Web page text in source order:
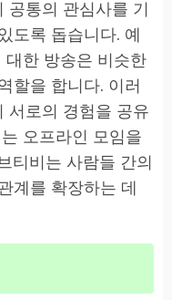
공통의 관심사를 기
도록 돕습니다. 예
한 방송은 비슷한
할을 합니다. 이러
서로의 경험을 공유
오프라인 모임을
티비는 사람들 간의
계를 확장하는 데